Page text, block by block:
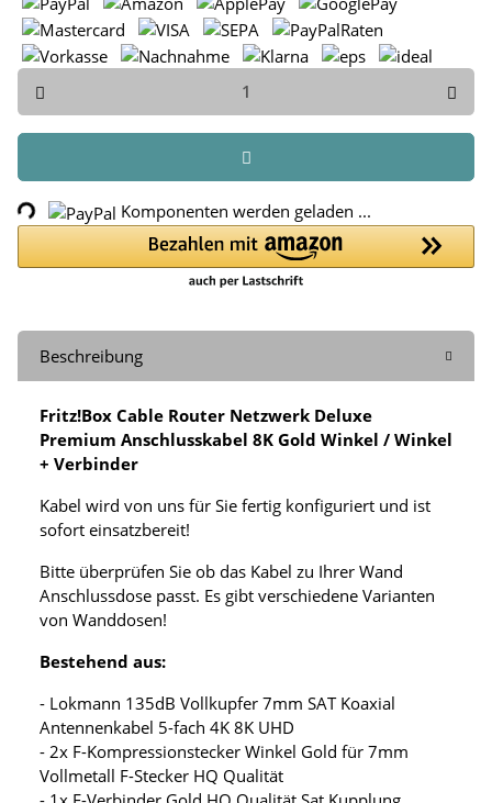
Loading... Komponenten werden geladen ...
Beschreibung
Fritz!Box Cable Router Netzwerk Deluxe
Premium Anschlusskabel 8K Gold Winkel / Winkel
+ Verbinder
Kabel wird von uns für Sie fertig konfiguriert und ist
sofort einsatzbereit!
Bitte überprüfen Sie ob das Kabel zu Ihrer Wand
Anschlussdose passt. Es gibt verschiedene Varianten
von Wanddosen!
Bestehend aus:
- Lokmann 135dB Vollkupfer 7mm SAT Koaxial
Antennenkabel 5-fach 4K 8K UHD
- 2x F-Kompressionstecker Winkel Gold für 7mm
Vollmetall F-Stecker HQ Qualität